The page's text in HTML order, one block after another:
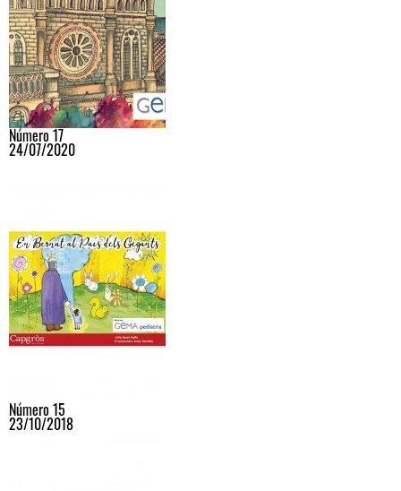
Número 17
24/07/2020
Número 15
23/10/2018